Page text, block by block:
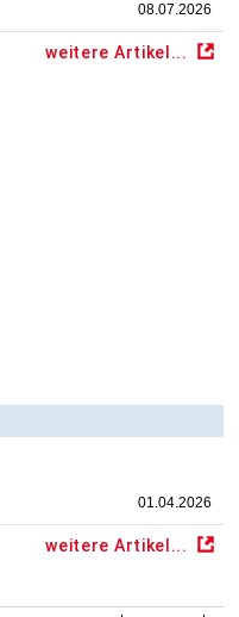
08.07.2026
weitere Artikel...
01.04.2026
weitere Artikel...